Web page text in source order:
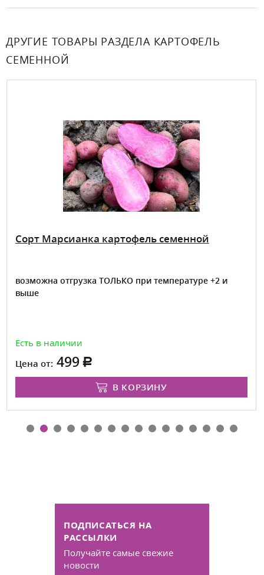
ДРУГИЕ ТОВАРЫ РАЗДЕЛА КАРТОФЕЛЬ
СЕМЕННОЙ
Сорт Марсианка картофель семенной
возможна отгрузка ТОЛЬКО при температуре +2 и
выше
Есть в наличии
Цена от: 499
В КОРЗИНУ
ПОДПИСАТЬСЯ НА
РАССЫЛКИ
Получайте самые свежие
новости